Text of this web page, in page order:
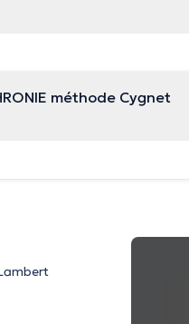
méthode Cygnet